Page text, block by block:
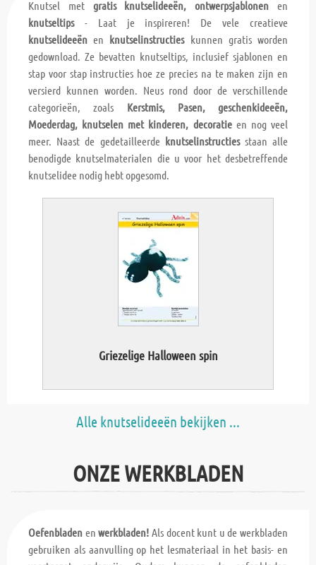
Knutsel met gratis knutselideeën, ontwerpsjablonen en
knutseltips- Laat je inspireren! De vele creatieve
knutselideeën en knutselinstructieskunnen gratis worden
gedownload. Ze bevatten knutseltips, inclusief sjablonen en
stap voor stap instructies hoe ze precies na te maken zijn en
versierd kunnen worden. Neus rond door de verschillende
categorieën, zoals Kerstmis, Pasen, geschenkideeën,
Moederdag, knutselen met kinderen, decoratieen nog veel
meer. Naast de gedetailleerde knutselinstructiesstaan alle
benodigde knutselmaterialen die u voor het desbetreffende
knutselidee nodig hebt opgesomd.
Griezelige Halloween spin
Alle knutselideeën bekijken ...
ONZE WERKBLADEN
Oefenbladen enwerkbladen! Als docent kunt u de werkbladen
gebruiken als aanvulling op het lesmateriaal in het basis- en